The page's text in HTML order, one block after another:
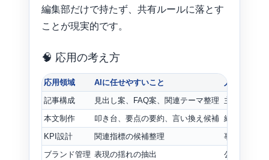
編集部だけで持たず、共有ルールに落とす
ことが現実的です。
🧠 応用の考え方
応用領域 AIに任せやすいこと
人が持つべ
記事構成
見出し案、FAQ案、関連テーマ整理
主張の角度
本文制作
叩き台、要点の要約、言い換え候補 経験談、比
KPI設計
関連指標の候補整理
事業貢献と
ブランド管理 表現の揺れの抽出 公開可否の